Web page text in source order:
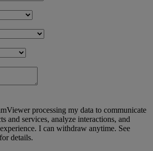
processing my data to communicate
and services, analyze interactions, and
I can withdraw anytime. See
for details.